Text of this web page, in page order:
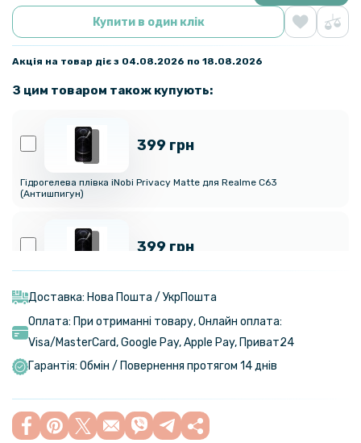
Купити в один клік
Акція на товар діє з 04.08.2026 по 18.08.2026
З цим товаром також купують:
399 грн
Гідрогелева плівка iNobi Privacy Matte для Realme C63
(Антишпигун)
399 грн
280 грн
329 грн
Шкіряний чохол - накладка X&E для Realme C61 / C63 4G з
144 грн
Доставка: Нова Пошта / УкрПошта
Оплата: При отриманні товару, Онлайн оплата:
Visa/MasterСard, Google Pay, Apple Pay, Приват24
Гарантія: Обмін / Повернення протягом 14 днів